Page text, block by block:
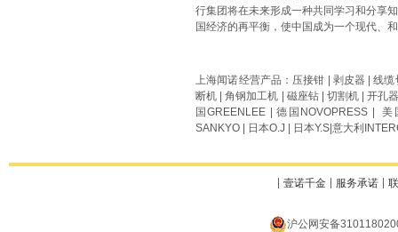
行集团将在未来形成一种共同学习和分享
国经济的再平衡，使中国成为一个现代、
上海闻诺经营产品 ： 压接钳 剥皮器 |线缆
断机 |角钢加工机 磁座钻 切割机 |开孔
国GREENLEE | 德国 NOVOPRESS | 美
SANKYO | 日本O.J | 日本Y.S |意大利
壹诺千金 服务承诺
沪公网安备